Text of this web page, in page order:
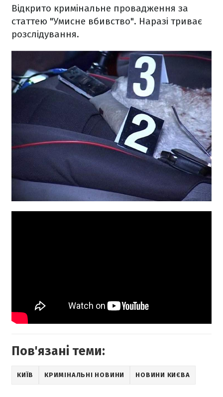
Відкрито кримінальне провадження за
статтею "Умисне вбивство". Наразі триває
розслідування.
Пов'язані теми:
КИЇВ КРИМІНАЛЬНІ НОВИНИ НОВИНИ КИЄВА